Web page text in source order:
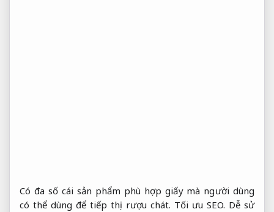
Có đa số cái sản phẩm phù hợp giấy mà người dùng
có thể dùng để tiếp thị rượu chát. Tối ưu SEO. Dễ sử